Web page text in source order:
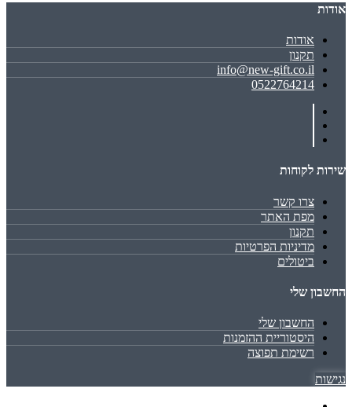
אודות
אודות
תקנון
info@new-gift.co.il
0522764214
שירות לקוחות
צרו קשר
מפת האתר
תקנון
מדיניות הפרטיות
ביטולים
החשבון שלי
החשבון שלי
היסטוריית ההזמנות
רשימת תפוצה
נגישות